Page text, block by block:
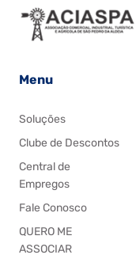
Menu
Soluções
Clube de Descontos
Central de
Empregos
Fale Conosco
QUERO ME
ASSOCIAR